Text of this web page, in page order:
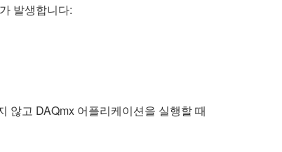
발생합니다:
않고 DAQmx 어플리케이션을 실행할 때